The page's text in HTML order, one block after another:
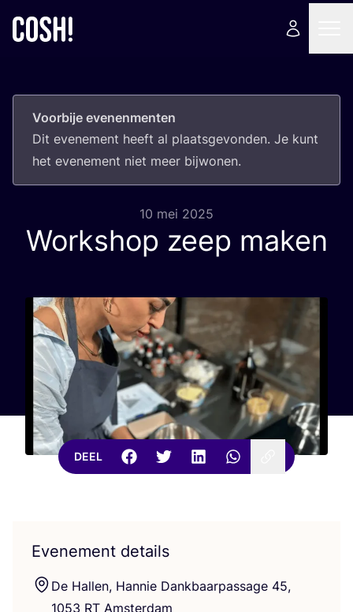
Voorbije evenenmenten
Dit eve­ne­ment heeft al plaats­ge­von­den. Je kunt
het eve­ne­ment niet meer bijwonen.
10 mei 2025
Workshop zeep maken
DEEL
Evenement details
De Hal­len, Han­nie Dank­baar­pas­sa­ge 45,
1053 RT Amsterdam